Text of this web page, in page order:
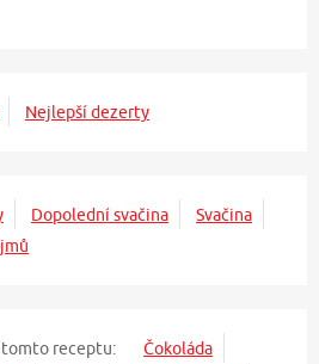
Nejlepší dezerty
Dopolední svačina
Svačina
receptu:
Čokoláda